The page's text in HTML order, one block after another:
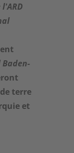
Baden-
terre
et